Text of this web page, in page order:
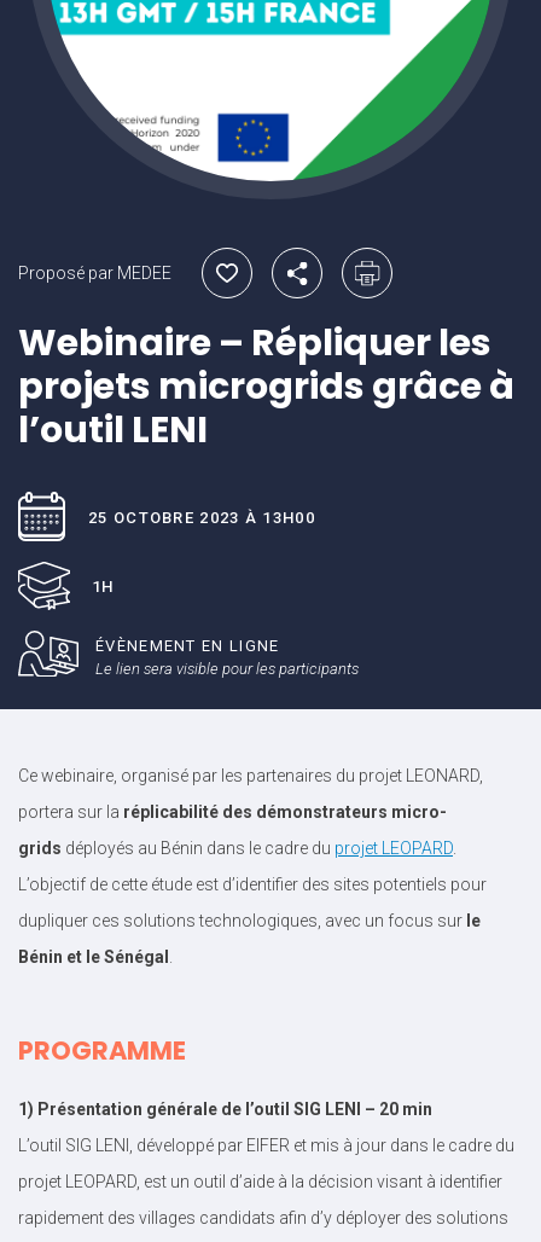
Proposé par MEDEE
Webinaire – Répliquer les
projets microgrids grâce à
l’outil LENI
25 OCTOBRE 2023 À 13H00
1H
ÉVÈNEMENT EN LIGNE
Le lien sera visible pour les participants
Ce webinaire, organisé par les partenaires du projet LEONARD,
portera sur la réplicabilité des démonstrateurs micro-
grids déployés au Bénin dans le cadre du projet LEOPARD
L’objectif de cette étude est d’identifier des sites potentiels pour
dupliquer ces solutions technologiques, avec un focus sur le
Bénin et le Sénégal
PROGRAMME
1) Présentation générale de l’outil SIG LENI – 20 min
L’outil SIG LENI, développé par EIFER et mis à jour dans le cadre du
projet LEOPARD, est un outil d’aide à la décision visant à identifier
rapidement des villages candidats afin d’y déployer des solutions